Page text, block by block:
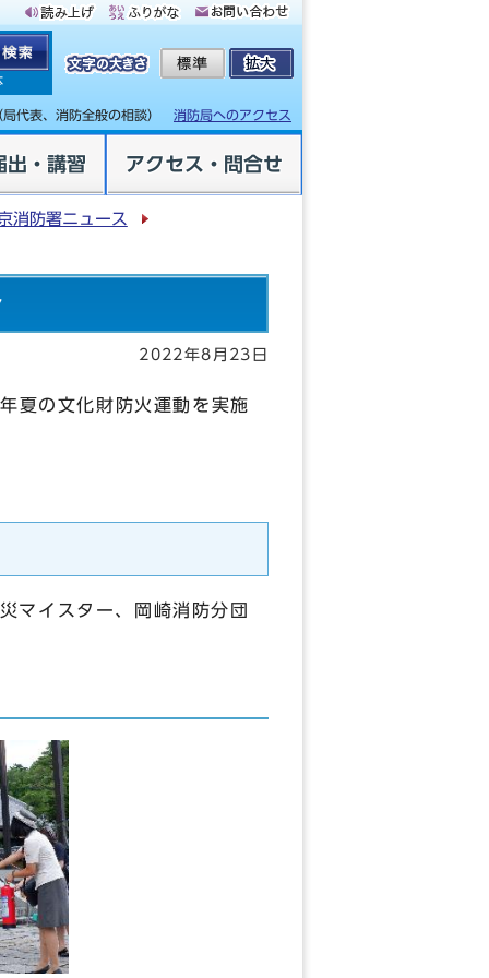
局代表、消防全般の相談） 消防局へのアクセス
出・講習 アクセス・問合せ
消防署ニュース
2022年8月23日
の文化財防火運動を実施
マイスター、岡崎消防分団